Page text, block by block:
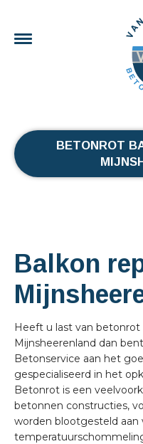
BETONROT
Balkon
Heeft u last van betonrot
Mijnsheerenland dan
Betonservice aan het
gespecialiseerd in het
Betonrot is een
betonnen constructies,
worden blootgesteld aan